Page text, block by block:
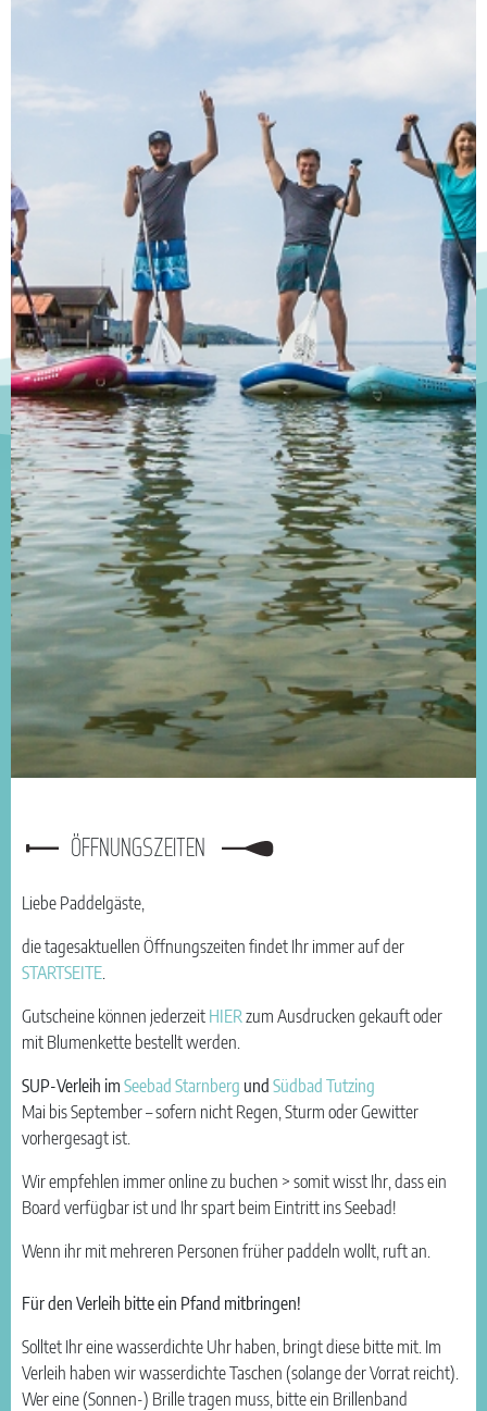
ÖFFNUNGSZEITEN
Liebe Paddelgäste,
die tagesaktuellen Öffnungszeiten findet Ihr immer auf der
STARTSEITE
Gutscheine können jederzeit HIER zum Ausdrucken gekauft oder
mit Blumenkette bestellt werden.
SUP-Verleih im Seebad Starnberg und Südbad Tutzing
Mai bis September – sofern nicht Regen, Sturm oder Gewitter
vorhergesagt ist.
Wir empfehlen immer online zu buchen > somit wisst Ihr, dass ein
Board verfügbar ist und Ihr spart beim Eintritt ins Seebad!
Wenn ihr mit mehreren Personen früher paddeln wollt, ruft an.
Für den Verleih bitte ein Pfand mitbringen!
Solltet Ihr eine wasserdichte Uhr haben, bringt diese bitte mit. Im
Verleih haben wir wasserdichte Taschen (solange der Vorrat reicht).
Wer eine (Sonnen-) Brille tragen muss, bitte ein Brillenband